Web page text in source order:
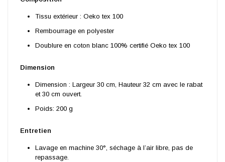
Tissu extérieur : Oeko tex 100
Rembourrage en polyester
Doublure en coton blanc 100% certifié Oeko tex 100
Dimension
Dimension : Largeur 30 cm, Hauteur 32 cm avec le rabat
et 30 cm ouvert.
Poids: 200 g
Entretien
Lavage en machine 30°, séchage à l’air libre, pas de
repassage.